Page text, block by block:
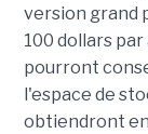
version grand
100 dollars
pourront
l'espace de
obtiendront